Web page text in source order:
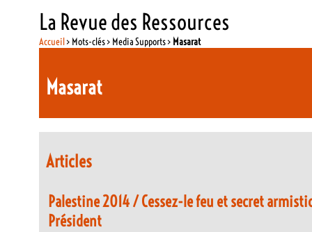
La Revue des Ressources
Accueil> Mots-clés > Media Supports > Masarat
Masarat
Articles
Palestine 2014 / Cessez-le feu et secret
Président